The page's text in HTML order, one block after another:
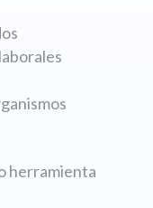
herramienta